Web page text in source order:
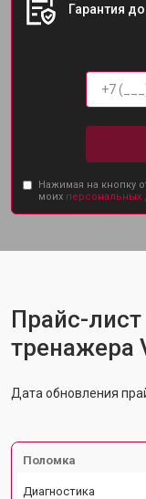
Гарантия
Нажимая на кнопку
моих персональных
Прайс-
тренажера
Дата обновления
Поломка
Диагностика